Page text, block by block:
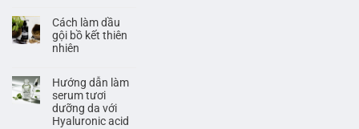
Cách làm dầu
gội bồ kết thiên
nhiên
Hướng dẫn làm
serum tươi
dưỡng da với
Hyaluronic acid